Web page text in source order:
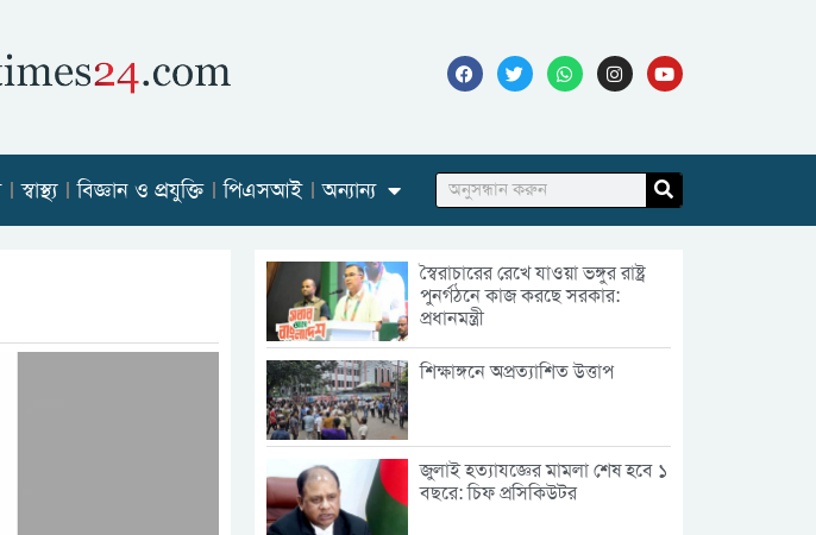
স্বাস্থ্য বিজ্ঞান ও প্রযুক্তি পিএসআই অন্যান্য
স্বৈরাচারের রেখে যাওয়া ভঙ্গুর রাষ্ট্র
পুনর্গঠনে কাজ করছে সরকার:
প্রধানমন্ত্রী
শিক্ষাঙ্গনে অপ্রত্যাশিত উত্তাপ
জুলাই হত্যাযজ্ঞের মামলা শেষ হবে ১
বছরে: চিফ প্রসিকিউটর